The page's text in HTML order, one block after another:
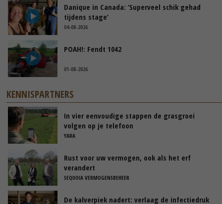
Danique in Canada: ‘Superveel schik gehad
tijdens stage’
04-08-2026
POAH!: Fendt 1042
01-08-2026
KENNISPARTNERS
In vier eenvoudige stappen de grasgroei
volgen op je telefoon
YARA
Rust voor uw vermogen, ook als het erf
verandert
SEQUOIA VERMOGENSBEHEER
De kalverpiek nadert: verlaag de infectiedruk